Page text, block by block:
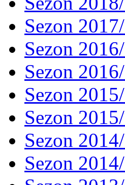
Sezon
Sezon
Sezon
Sezon
Sezon
Sezon
Sezon